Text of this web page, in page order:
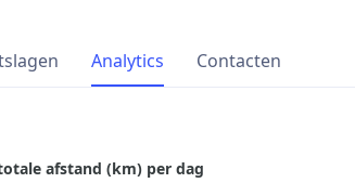
Analytics Contacten
afstand (km) per dag